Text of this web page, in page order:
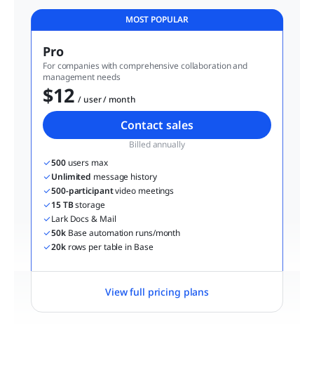
MOST POPULAR
Pro
For companies with comprehensive collaboration and
management needs
$12
  / user / month
Contact sales
Billed annually
500 users max
Unlimited message history
500-participant video meetings
15 TB storage
Lark Docs & Mail
50k Base automation runs/month
20k rows per table in Base
View full pricing plans